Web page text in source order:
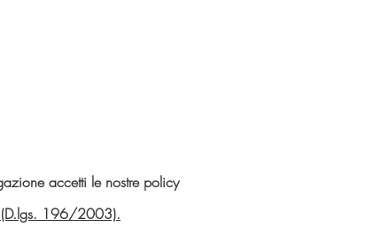
accetti le nostre policy
(D.lgs. 196/2003).